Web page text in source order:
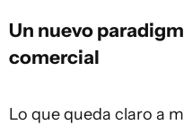
Un nuevo
comercial
Lo que queda claro a